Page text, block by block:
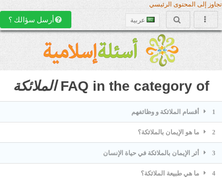
تجاوز إلى المحتوى الرئيسي
عربية أرسل سؤالك ؟
FAQ in the category of الملائكة
1 أقسام الملائكة و وظائفهم
2 ما هو الإيمان بالملائكة؟
3 أثر الإيمان بالملائكة في حياة الإنسان
4 ما هي طبيعة الملائكة؟